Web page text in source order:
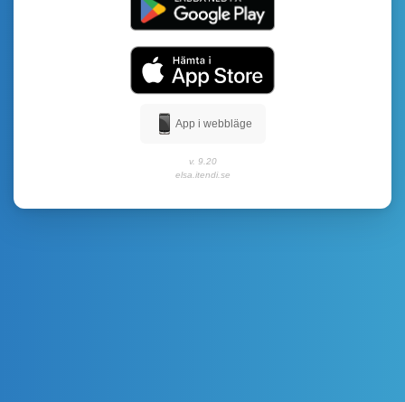
App i webbläge
v. 9.20
elsa.itendi.se